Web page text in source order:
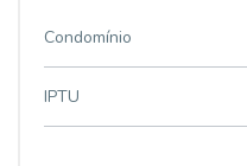
Condomínio
IPTU